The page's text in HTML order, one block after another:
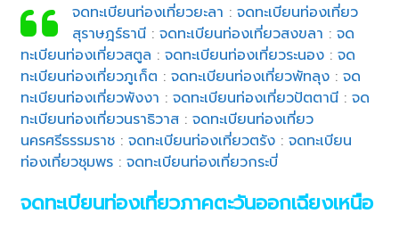
จดทะเบียนท่องเที่ยวยะลา : จดทะเบียนท่องเที่ยว
สุราษฎร์ธานี: จดทะเบียนท่องเที่ยวสงขลา : จด
ทะเบียนท่องเที่ยวสตูล :จดทะเบียนท่องเที่ยวระนอง :จด
ทะเบียนท่องเที่ยวภูเก็ต :จดทะเบียนท่องเที่ยวพัทลุง :จด
ทะเบียนท่องเที่ยวพังงา :จดทะเบียนท่องเที่ยวปัตตานี :จด
ทะเบียนท่องเที่ยวนราธิวาส :จดทะเบียนท่องเที่ยว
นครศรีธรรมราช :จดทะเบียนท่องเที่ยวตรัง :จดทะเบียน
ท่องเที่ยวชุมพร :จดทะเบียนท่องเที่ยวกระบี่
จดทะเบียนท่องเที่ยวภาคตะวันออกเฉียงเหนือ